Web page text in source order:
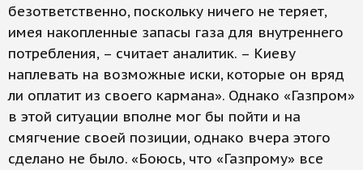
безответственно, поскольку ничего не теряет,
имея накопленные запасы газа для внутреннего
потребления, – считает аналитик. – Киеву
наплевать на возможные иски, которые он вряд
ли оплатит из своего кармана». Однако «Газпром»
в этой ситуации вполне мог бы пойти и на
смягчение своей позиции, однако вчера этого
сделано не было. «Боюсь, что «Газпрому» все